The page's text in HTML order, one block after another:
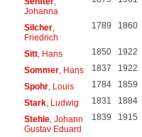
Johanna
Silcher,
Friedrich
1789 1860
Sitt, Hans 1850 1922
Sommer, Hans 1837 1922
Spohr, Louis 1784 1859
Stark, Ludwig 1831 1884
Stehle, Johann
Gustav Eduard
1839 1915